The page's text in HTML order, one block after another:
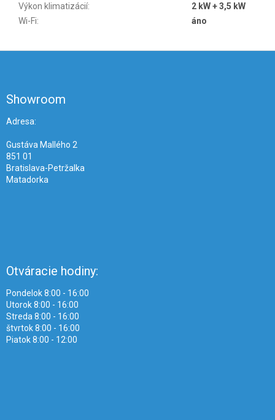
Výkon klimatizácií:
2 kW + 3,5 kW
Wi-Fi: áno
Showroom
Adresa:
Gustáva Mallého 2
851 01
Bratislava-Petržalka
Matadorka
Otváracie hodiny:
Pondelok 8:00 - 16:00
Utorok 8:00 - 16:00
Streda 8:00 - 16:00
štvrtok 8:00 - 16:00
Piatok 8:00 - 12:00